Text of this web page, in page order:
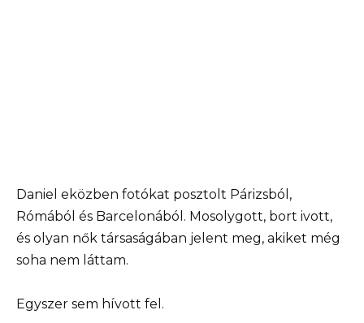
Daniel eközben fotókat posztolt Párizsból,
Rómából és Barcelonából. Mosolygott, bort ivott,
és olyan nők társaságában jelent meg, akiket még
soha nem láttam.
Egyszer sem hívott fel.